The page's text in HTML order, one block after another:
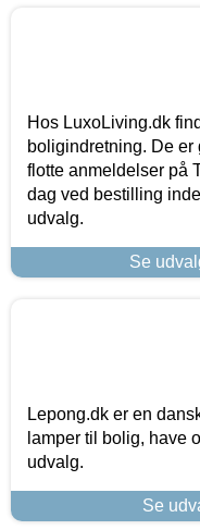
Hos LuxoLiving.dk
boligindretning. De
flotte anmeldelser på
dag ved bestilling
udvalg.
Se
Lepong.dk er en
lamper til bolig, have
udvalg.
Se